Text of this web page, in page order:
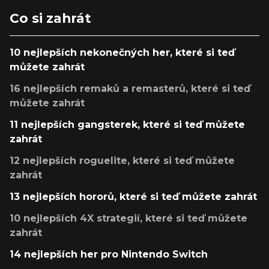
Co si zahrát
10 nejlepších nekonečných her, které si teď
můžete zahrát
16 nejlepších remaků a remasterů, které si teď
můžete zahrát
11 nejlepších gangsterek, které si teď můžete
zahrát
12 nejlepších roguelite, které si teď můžete
zahrát
13 nejlepších hororů, které si teď můžete zahrát
10 nejlepších 4X strategií, které si teď můžete
zahrát
14 nejlepších her pro Nintendo Switch